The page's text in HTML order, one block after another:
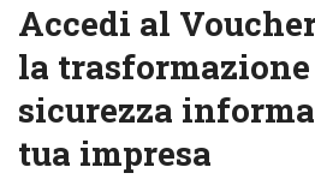
Accedi al
la
sicurezza
tua impresa